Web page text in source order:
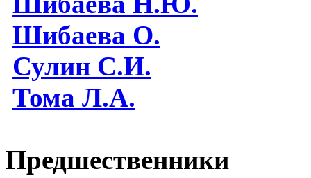
Шибаева O.
Сулин С.И.
Тома Л.А.
Предшественники